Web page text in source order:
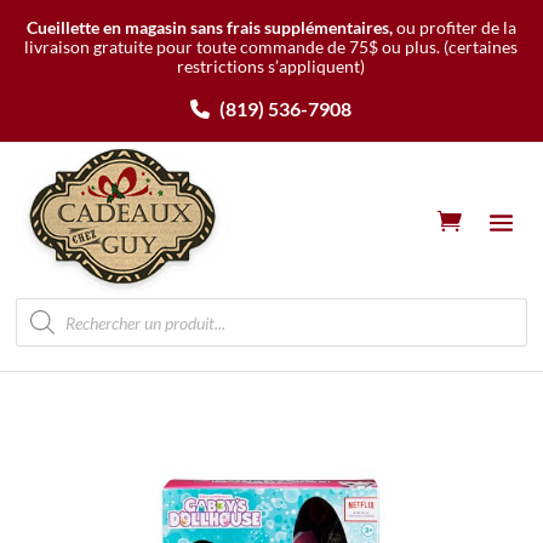
Cueillette en magasin sans frais supplémentaires,ou profiter de la
livraison gratuite pour toute commande de 75$ ou plus. (certaines
restrictions s’appliquent)
(819) 536-7908
Recherche
de
produits